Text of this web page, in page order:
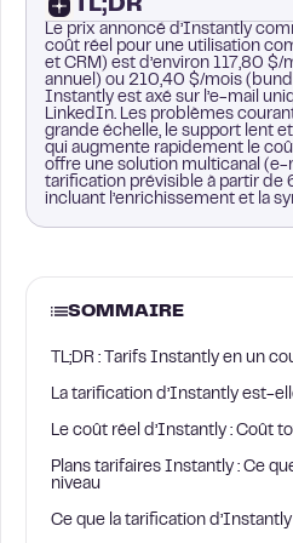
TL;DR
Le prix annoncé d’Instantly
coût réel pour une utilisation
et CRM) est d’environ 117,80
annuel) ou 210,40 $/mois
Instantly est axé sur l’e-mail
LinkedIn. Les problèmes
grande échelle, le support lent
qui augmente rapidement le
offre une solution multicanal
tarification prévisible à partir de
incluant l’enrichissement et la
SOMMAIRE
TL;DR : Tarifs Instantly en un
La tarification d’Instantly est-
Le coût réel d’Instantly : Coût
Plans tarifaires Instantly : Ce
niveau
Ce que la tarification